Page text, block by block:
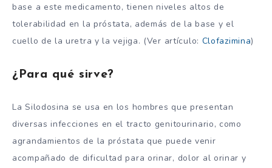
base a este medicamento, tienen niveles altos de
tolerabilidad en la próstata, además de la base y el
cuello de la uretra y la vejiga. (Ver artículo: Clofazimina)
¿Para qué sirve?
La Silodosina se usa en los hombres que presentan
diversas infecciones en el tracto genitourinario, como
agrandamientos de la próstata que puede venir
acompañado de dificultad para orinar, dolor al orinar y